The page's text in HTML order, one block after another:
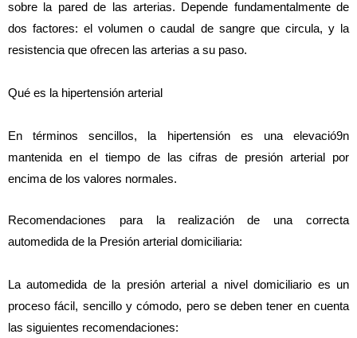
sobre la pared de las arterias. Depende fundamentalmente de
dos factores: el volumen o caudal de sangre que circula, y la
resistencia que ofrecen las arterias a su paso.
Qué es la hipertensión arterial
En términos sencillos, la hipertensión es una elevació9n
mantenida en el tiempo de las cifras de presión arterial por
encima de los valores normales.
Recomendaciones para la realización de una correcta
automedida de la Presión arterial domiciliaria:
La automedida de la presión arterial a nivel domiciliario es un
proceso fácil, sencillo y cómodo, pero se deben tener en cuenta
las siguientes recomendaciones: